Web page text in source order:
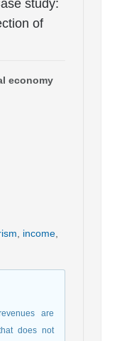
study:
of
economy
income
are
does not